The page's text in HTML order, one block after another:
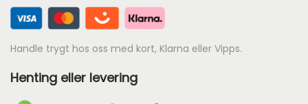
r
i
s
r
Handle trygt hos oss med kort, Klarna eller Vipps.
Henting eller levering